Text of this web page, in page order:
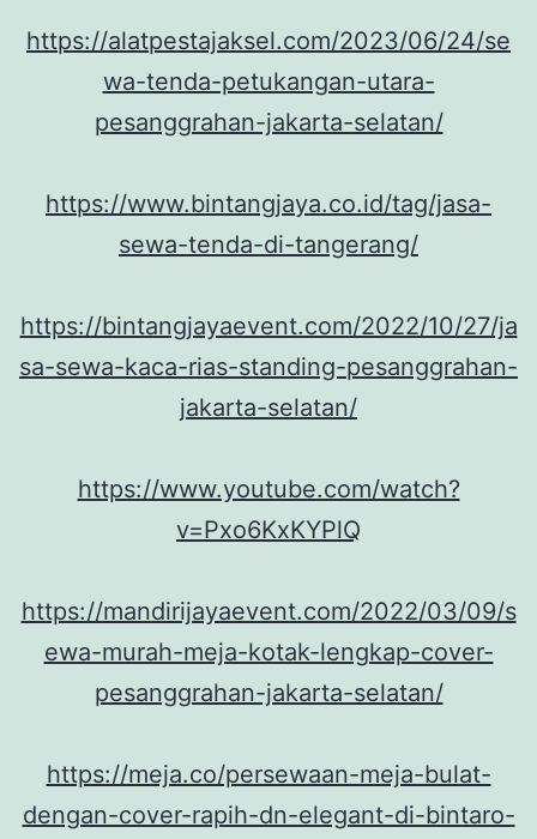
https://alatpestajaksel.com/2023/06/24/se
wa-tenda-petukangan-utara-
pesanggrahan-jakarta-selatan/
https://www.bintangjaya.co.id/tag/jasa-
sewa-tenda-di-tangerang/
https://bintangjayaevent.com/2022/10/27/ja
sa-sewa-kaca-rias-standing-pesanggrahan-
jakarta-selatan/
https://www.youtube.com/watch?
v=Pxo6KxKYPlQ
https://mandirijayaevent.com/2022/03/09/s
ewa-murah-meja-kotak-lengkap-cover-
pesanggrahan-jakarta-selatan/
https://meja.co/persewaan-meja-bulat-
dengan-cover-rapih-dn-elegant-di-bintaro-